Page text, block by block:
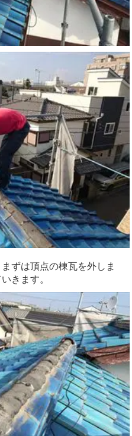
ずは頂点の棟瓦を外しま
きます。